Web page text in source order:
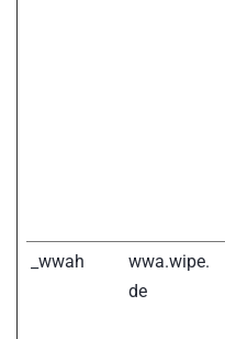
_wwah
wwa.wipe.
de